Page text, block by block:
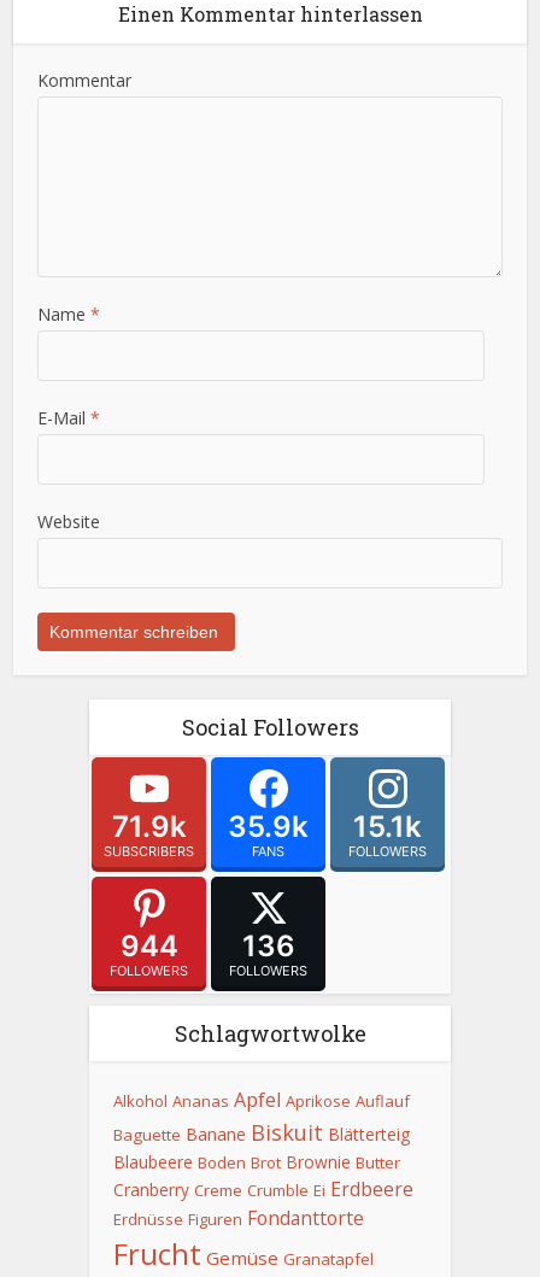
Einen Kommentar hinterlassen
Kommentar
Name*
E-Mail*
Website
Social Followers
71.9k
SUBSCRIBERS
35.9k
FANS
15.1k
FOLLOWERS
944
FOLLOWERS
136
FOLLOWERS
Schlagwortwolke
Alkohol Ananas Apfel Aprikose Auflauf
Baguette Banane Biskuit Blätterteig
Blaubeere Boden Brot Brownie Butter
Cranberry Creme Crumble Ei Erdbeere
Erdnüsse Figuren Fondanttorte
Frucht Gemüse Granatapfel